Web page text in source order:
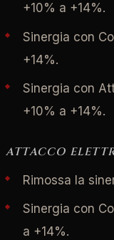
+10% a +14%.
Sinergia con
+14%.
Sinergia con
+10% a +14%.
ATTACCO
Rimossa la
Sinergia con
a +14%.